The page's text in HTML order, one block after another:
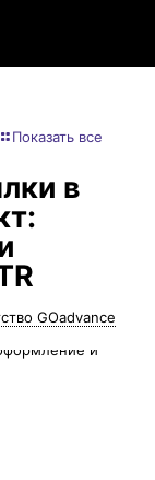
Показать все
в
GOadvance